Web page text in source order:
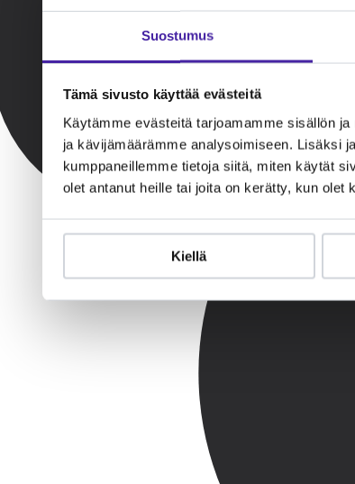
Suostumus
Tämä sivusto käyttää evästeitä
Käytämme evästeitä tarjoamamme sisällön
ja kävijämäärämme analysoimiseen. Lisäksi
kumppaneillemme tietoja siitä, miten käytät
olet antanut heille tai joita on kerätty, kun olet
Kiellä